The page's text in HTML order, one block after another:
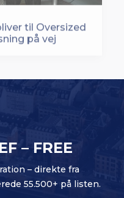
til Oversized
– FREE
– direkte fra
55.500+ på listen.